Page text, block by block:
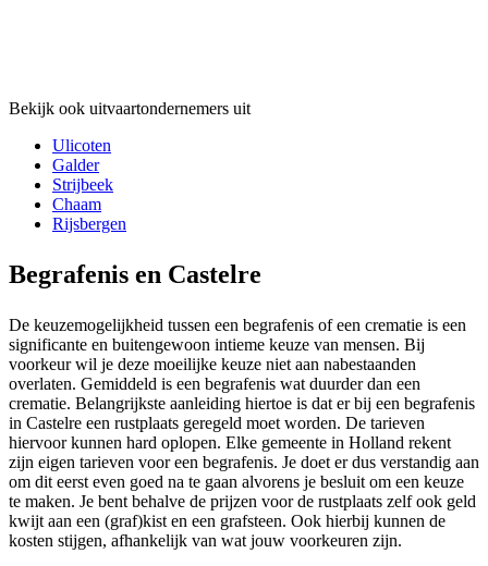
Bekijk ook uitvaartondernemers uit
Ulicoten
Galder
Strijbeek
Chaam
Rijsbergen
Begrafenis en Castelre
De keuzemogelijkheid tussen een begrafenis of een crematie is een
significante en buitengewoon intieme keuze van mensen. Bij
voorkeur wil je deze moeilijke keuze niet aan nabestaanden
overlaten. Gemiddeld is een begrafenis wat duurder dan een
crematie. Belangrijkste aanleiding hiertoe is dat er bij een begrafenis
in Castelre een rustplaats geregeld moet worden. De tarieven
hiervoor kunnen hard oplopen. Elke gemeente in Holland rekent
zijn eigen tarieven voor een begrafenis. Je doet er dus verstandig aan
om dit eerst even goed na te gaan alvorens je besluit om een keuze
te maken. Je bent behalve de prijzen voor de rustplaats zelf ook geld
kwijt aan een (graf)kist en een grafsteen. Ook hierbij kunnen de
kosten stijgen, afhankelijk van wat jouw voorkeuren zijn.